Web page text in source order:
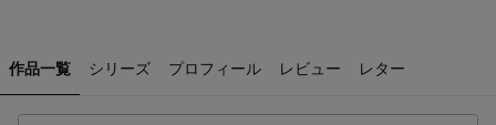
作品一覧 シリーズ プロフィール レビュー レター